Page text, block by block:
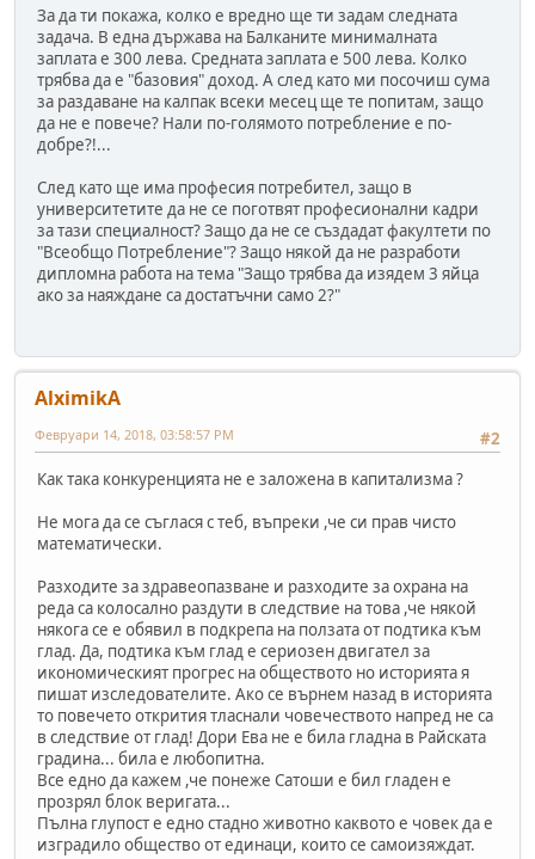
За да ти покажа, колко е вредно ще ти задам следната
задача. В една държава на Балканите минималната
заплата е 300 лева. Средната заплата е 500 лева. Колко
трябва да е "базовия" доход. А след като ми посочиш сума
за раздаване на калпак всеки месец ще те попитам, защо
да не е повече? Нали по-голямото потребление е по-
добре?!...
След като ще има професия потребител, защо в
университетите да не се поготвят професионални кадри
за тази специалност? Защо да не се създадат факултети по
"Всеобщо Потребление"? Защо някой да не разработи
дипломна работа на тема "Защо трябва да изядем 3 яйца
ако за наяждане са достатъчни само 2?"
AlximikA
#2
Февруари 14, 2018, 03:58:57 PM
Как така конкуренцията не е заложена в капитализма ?
Не мога да се съглася с теб, въпреки ,че си прав чисто
математически.
Разходите за здравеопазване и разходите за охрана на
реда са колосално раздути в следствие на това ,че някой
някога се е обявил в подкрепа на ползата от подтика към
глад. Да, подтика към глад е сериозен двигател за
икономическият прогрес на обществото но историята я
пишат изследователите. Ако се върнем назад в историята
то повечето открития тласнали човечеството напред не са
в следствие от глад! Дори Ева не е била гладна в Райската
градина... била е любопитна.
Все едно да кажем ,че понеже Сатоши е бил гладен е
прозрял блок веригата...
Пълна глупост е едно стадно животно каквото е човек да е
изградило общество от единаци, които се самоизяждат.